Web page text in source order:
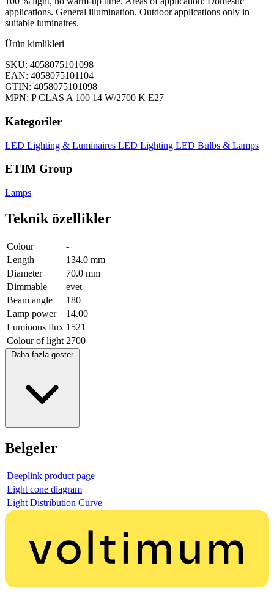
applications. General illumination. Outdoor applications only in
suitable luminaires.
Ürün kimlikleri
SKU: 4058075101098
EAN: 4058075101104
GTIN: 4058075101098
MPN: P CLAS A 100 14 W/2700 K E27
Kategoriler
LED Lighting & Luminaires LED Lighting LED Bulbs & Lamps
ETIM Group
Lamps
Teknik özellikler
Colour
-
Length
134.0 mm
Diameter
70.0 mm
Dimmable
evet
Beam angle
180
Lamp power
14.00
Luminous flux 1521
Colour of light 2700
Daha fazla göster
Belgeler
Deeplink product page
Light cone diagram
Light Distribution Curve